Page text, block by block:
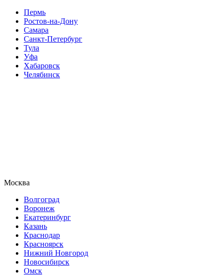
Пермь
Ростов-на-Дону
Самара
Санкт-Петербург
Тула
Уфа
Хабаровск
Челябинск
Москва
Волгоград
Воронеж
Екатеринбург
Казань
Краснодар
Красноярск
Нижний Новгород
Новосибирск
Омск